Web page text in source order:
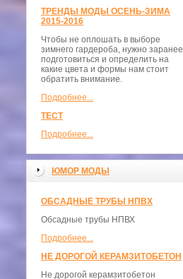
ТРЕНДЫ МОДЫ ОСЕНЬ-ЗИМА
2015-2016
Чтобы не оплошать в выборе
зимнего гардероба, нужно заранее
подготовиться и определить на
какие цвета и формы нам стоит
обратить внимание.
Подробнее...
ТЕСТ
Подробнее...
ЮМОР МОДЫ
ОБСАДНЫЕ ТРУБЫ НПВХ
Обсадные трубы НПВХ
Подробнее...
НЕ ДОРОГОЙ КЕРАМЗИТОБЕТОН
Не дорогой керамзитобетон